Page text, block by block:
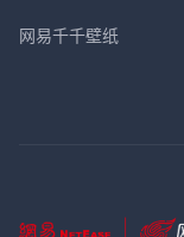
网易千千壁纸